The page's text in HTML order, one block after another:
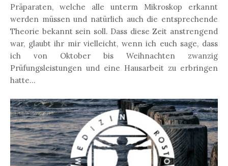
Präparaten, welche alle unterm Mikroskop erkannt
werden müssen und natürlich auch die entsprechende
Theorie bekannt sein soll. Dass diese Zeit anstrengend
war, glaubt ihr mir vielleicht, wenn ich euch sage, dass
ich von Oktober bis Weihnachten zwanzig
Prüfungsleistungen und eine Hausarbeit zu erbringen
hatte...